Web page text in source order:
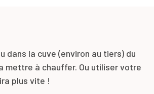
dans la cuve (environ au tiers) du
mettre à chauffer. Ou utiliser votre
plus vite !